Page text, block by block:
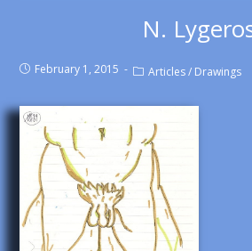
N.
February 1, 2015 Articles / Drawings